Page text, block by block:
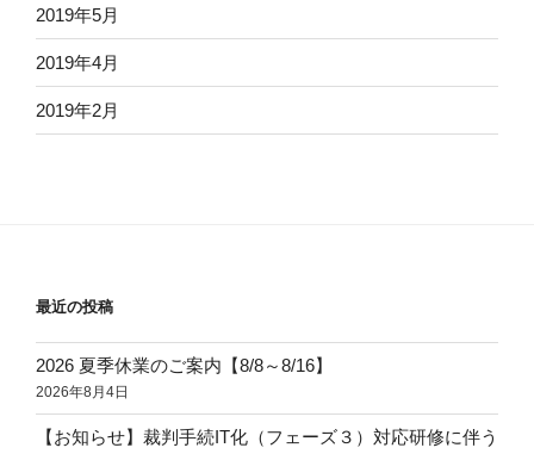
2019年5月
2019年4月
2019年2月
最近の投稿
2026 夏季休業のご案内【8/8～8/16】
2026年8月4日
【お知らせ】裁判手続IT化（フェーズ３）対応研修に伴う